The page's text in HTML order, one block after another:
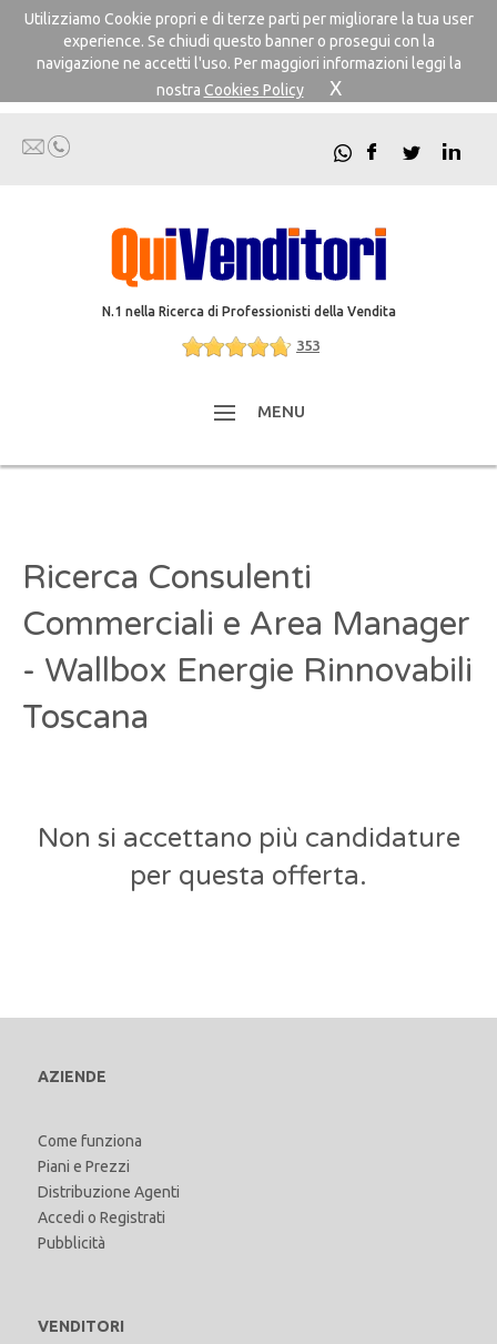
Utilizziamo Cookie propri e di terze parti per migliorare la tua user
experience. Se chiudi questo banner o prosegui con la
navigazione ne accetti l'uso. Per maggiori informazioni leggi la
nostra Cookies Policy X
N.1 nella Ricerca di Professionisti della Vendita
353
MENU
Ricerca Consulenti
Commerciali e Area Manager
- Wallbox Energie Rinnovabili
Toscana
Non si accettano più candidature
per questa offerta.
AZIENDE
Come funziona
Piani e Prezzi
Distribuzione Agenti
Accedi o Registrati
Pubblicità
VENDITORI